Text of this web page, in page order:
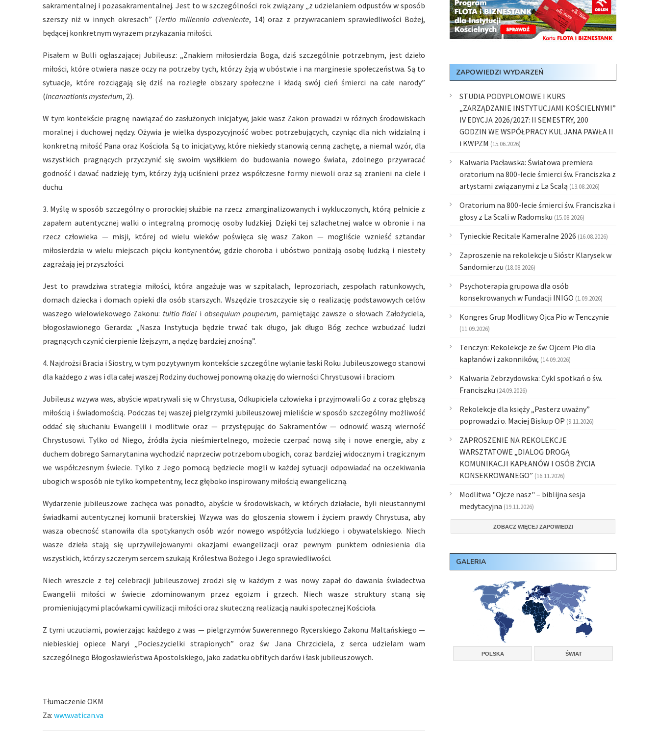
sakramentalnej i pozasakramentalnej. Jest to w szczególności rok związany „z udzielaniem odpustów w sposób
szerszy niż w innych okresach” (Tertio millennio adveniente, 14) oraz z przywracaniem sprawiedliwości Bożej,
będącej konkretnym wyrazem przykazania miłości.
Pisałem w Bulli ogłaszającej Jubileusz: „Znakiem miłosierdzia Boga, dziś szczególnie potrzebnym, jest dzieło
miłości, które otwiera nasze oczy na potrzeby tych, którzy żyją w ubóstwie i na marginesie społeczeństwa. Są to
sytuacje, które rozciągają się dziś na rozległe obszary społeczne i kładą swój cień śmierci na całe narody”
(Incarnationis mysterium, 2).
W tym kontekście pragnę nawiązać do zasłużonych inicjatyw, jakie wasz Zakon prowadzi w różnych środowiskach
moralnej i duchowej nędzy. Ożywia je wielka dyspozycyjność wobec potrzebujących, czyniąc dla nich widzialną i
konkretną miłość Pana oraz Kościoła. Są to inicjatywy, które niekiedy stanowią cenną zachętę, a niemal wzór, dla
wszystkich pragnących przyczynić się swoim wysiłkiem do budowania nowego świata, zdolnego przywracać
godność i dawać nadzieję tym, którzy żyją uciśnieni przez współczesne formy niewoli oraz są zranieni na ciele i
duchu.
3. Myślę w sposób szczególny o prorockiej służbie na rzecz zmarginalizowanych i wykluczonych, którą pełnicie z
zapałem autentycznej walki o integralną promocję osoby ludzkiej. Dzięki tej szlachetnej walce w obronie i na
rzecz człowieka — misji, której od wielu wieków poświęca się wasz Zakon — mogliście wznieść sztandar
miłosierdzia w wielu miejscach pięciu kontynentów, gdzie choroba i ubóstwo poniżają osobę ludzką i niestety
zagrażają jej przyszłości.
Jest to prawdziwa strategia miłości, która angażuje was w szpitalach, leprozoriach, zespołach ratunkowych,
domach dziecka i domach opieki dla osób starszych. Wszędzie troszczycie się o realizację podstawowych celów
waszego wielowiekowego Zakonu: tuitio fidei i obsequium pauperum, pamiętając zawsze o słowach Założyciela,
błogosławionego Gerarda: „Nasza Instytucja będzie trwać tak długo, jak długo Bóg zechce wzbudzać ludzi
pragnących czynić cierpienie lżejszym, a nędzę bardziej znośną”.
4. Najdrożsi Bracia i Siostry, w tym pozytywnym kontekście szczególne wylanie łaski Roku Jubileuszowego stanowi
dla każdego z was i dla całej waszej Rodziny duchowej ponowną okazję do wierności Chrystusowi i braciom.
Jubileusz wzywa was, abyście wpatrywali się w Chrystusa, Odkupiciela człowieka i przyjmowali Go z coraz głębszą
miłością i świadomością. Podczas tej waszej pielgrzymki jubileuszowej mieliście w sposób szczególny możliwość
oddać się słuchaniu Ewangelii i modlitwie oraz — przystępując do Sakramentów — odnowić waszą wierność
Chrystusowi. Tylko od Niego, źródła życia nieśmiertelnego, możecie czerpać nową siłę i nowe energie, aby z
duchem dobrego Samarytanina wychodzić naprzeciw potrzebom ubogich, coraz bardziej widocznym i tragicznym
we współczesnym świecie. Tylko z Jego pomocą będziecie mogli w każdej sytuacji odpowiadać na oczekiwania
ubogich w sposób nie tylko kompetentny, lecz głęboko inspirowany miłością ewangeliczną.
Wydarzenie jubileuszowe zachęca was ponadto, abyście w środowiskach, w których działacie, byli nieustannymi
świadkami autentycznej komunii braterskiej. Wzywa was do głoszenia słowem i życiem prawdy Chrystusa, aby
wasza obecność stanowiła dla spotykanych osób wzór nowego współżycia ludzkiego i obywatelskiego. Niech
wasze dzieła stają się uprzywilejowanymi okazjami ewangelizacji oraz pewnym punktem odniesienia dla
wszystkich, którzy szczerym sercem szukają Królestwa Bożego i Jego sprawiedliwości.
Niech wreszcie z tej celebracji jubileuszowej zrodzi się w każdym z was nowy zapał do dawania świadectwa
Ewangelii miłości w świecie zdominowanym przez egoizm i grzech. Niech wasze struktury staną się
promieniującymi placówkami cywilizacji miłości oraz skuteczną realizacją nauki społecznej Kościoła.
Z tymi uczuciami, powierzając każdego z was — pielgrzymów Suwerennego Rycerskiego Zakonu Maltańskiego —
niebieskiej opiece Maryi „Pocieszycielki strapionych” oraz św. Jana Chrzciciela, z serca udzielam wam
szczególnego Błogosławieństwa Apostolskiego, jako zadatku obfitych darów i łask jubileuszowych.
Tłumaczenie OKM
Za: www.vatican.va
ZAPOWIEDZI WYDARZEŃ
STUDIA PODYPLOMOWE I KURS
„ZARZĄDZANIE INSTYTUCJAMI KOŚCIELNYMI”
IV EDYCJA 2026/2027: II SEMESTRY, 200
GODZIN WE WSPÓŁPRACY KUL JANA PAWŁA II
i KWPZM (15.06.2026)
Kalwaria Pacławska: Światowa premiera
oratorium na 800-lecie śmierci św. Franciszka z
artystami związanymi z La Scalą (13.08.2026)
Oratorium na 800-lecie śmierci św. Franciszka i
głosy z La Scali w Radomsku (15.08.2026)
Tynieckie Recitale Kameralne 2026 (16.08.2026)
Zaproszenie na rekolekcje u Sióstr Klarysek w
Sandomierzu (18.08.2026)
Psychoterapia grupowa dla osób
konsekrowanych w Fundacji INIGO (1.09.2026)
Kongres Grup Modlitwy Ojca Pio w Tenczynie
(11.09.2026)
Tenczyn: Rekolekcje ze św. Ojcem Pio dla
kapłanów i zakonników, (14.09.2026)
Kalwaria Zebrzydowska: Cykl spotkań o św.
Franciszku (24.09.2026)
Rekolekcje dla księży „Pasterz uważny”
poprowadzi o. Maciej Biskup OP (9.11.2026)
ZAPROSZENIE NA REKOLEKCJE
WARSZTATOWE „DIALOG DROGĄ
KOMUNIKACJI KAPŁANÓW I OSÓB ŻYCIA
KONSEKROWANEGO” (16.11.2026)
Modlitwa "Ojcze nasz" – biblijna sesja
medytacyjna (19.11.2026)
ZOBACZ WIĘCEJ ZAPOWIEDZI
GALERIA
POLSKA ŚWIAT